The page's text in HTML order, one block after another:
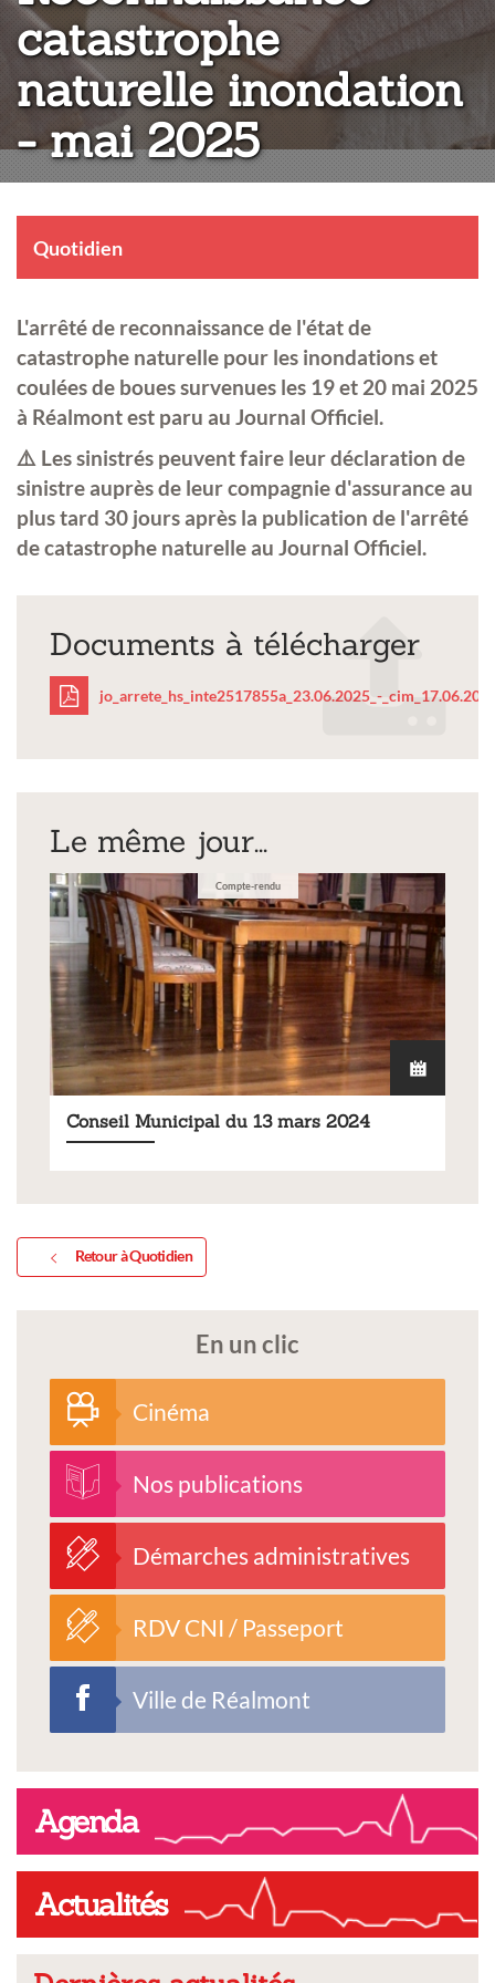
catastrophe
naturelle inondation
- mai 2025
Quotidien
L'arrêté de reconnaissance de l'état de
catastrophe naturelle pour les inondations et
coulées de boues survenues les 19 et 20 mai 2025
à Réalmont est paru au Journal Officiel.
⚠️ Les sinistrés peuvent faire leur déclaration de
sinistre auprès de leur compagnie d'assurance au
plus tard 30 jours après la publication de l'arrêté
de catastrophe naturelle au Journal Officiel.
Documents à télécharger
_cim_17.06.2025-
1.pdf
jo_arrete_hs_inte2517855a_23.06.2025_-
Le même jour...
Compte-rendu
Conseil Municipal du 13 mars 2024
Retour à Quotidien
En un clic
Cinéma
Nos publications
Démarches administratives
RDV CNI / Passeport
Ville de Réalmont
Agenda
Actualités